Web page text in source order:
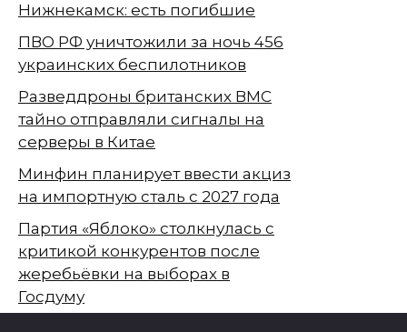
Нижнекамск: есть погибшие
ПВО РФ уничтожили за ночь 456
украинских беспилотников
Разведдроны британских ВМС
тайно отправляли сигналы на
серверы в Китае
Минфин планирует ввести акциз
на импортную сталь с 2027 года
Партия «Яблоко» столкнулась с
критикой конкурентов после
жеребьёвки на выборах в
Госдуму